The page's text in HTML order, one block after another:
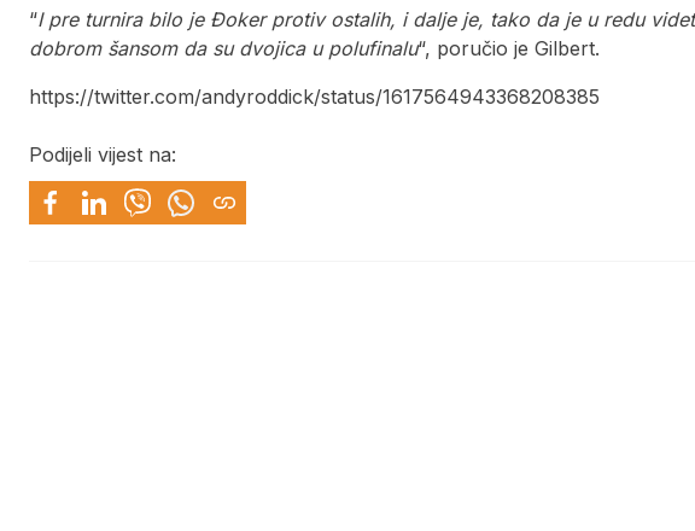
“I pre turnira bilo je Đoker protiv ostalih, i dalje je, tako da je u redu
dobrom šansom da su dvojica u polufinalu“, poručio je Gilbert.
https://twitter.com/andyroddick/status/1617564943368208385
Podijeli vijest na: